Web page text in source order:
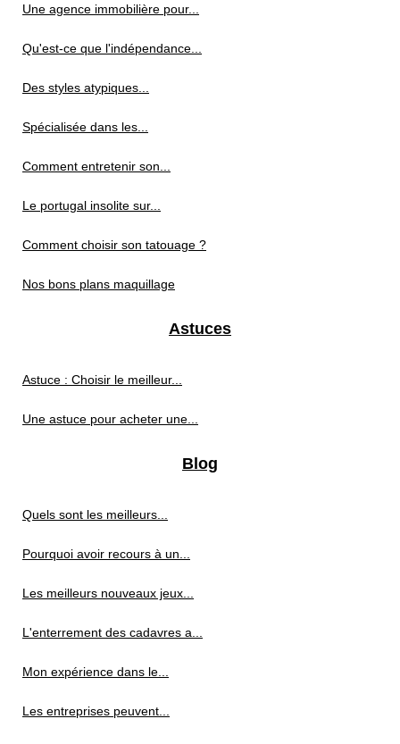
Une agence immobilière pour...
Qu'est-ce que l'indépendance...
Des styles atypiques...
Spécialisée dans les...
Comment entretenir son...
Le portugal insolite sur...
Comment choisir son tatouage ?
Nos bons plans maquillage
Astuces
Astuce : Choisir le meilleur...
Une astuce pour acheter une...
Blog
Quels sont les meilleurs...
Pourquoi avoir recours à un...
Les meilleurs nouveaux jeux...
L'enterrement des cadavres a...
Mon expérience dans le...
Les entreprises peuvent...